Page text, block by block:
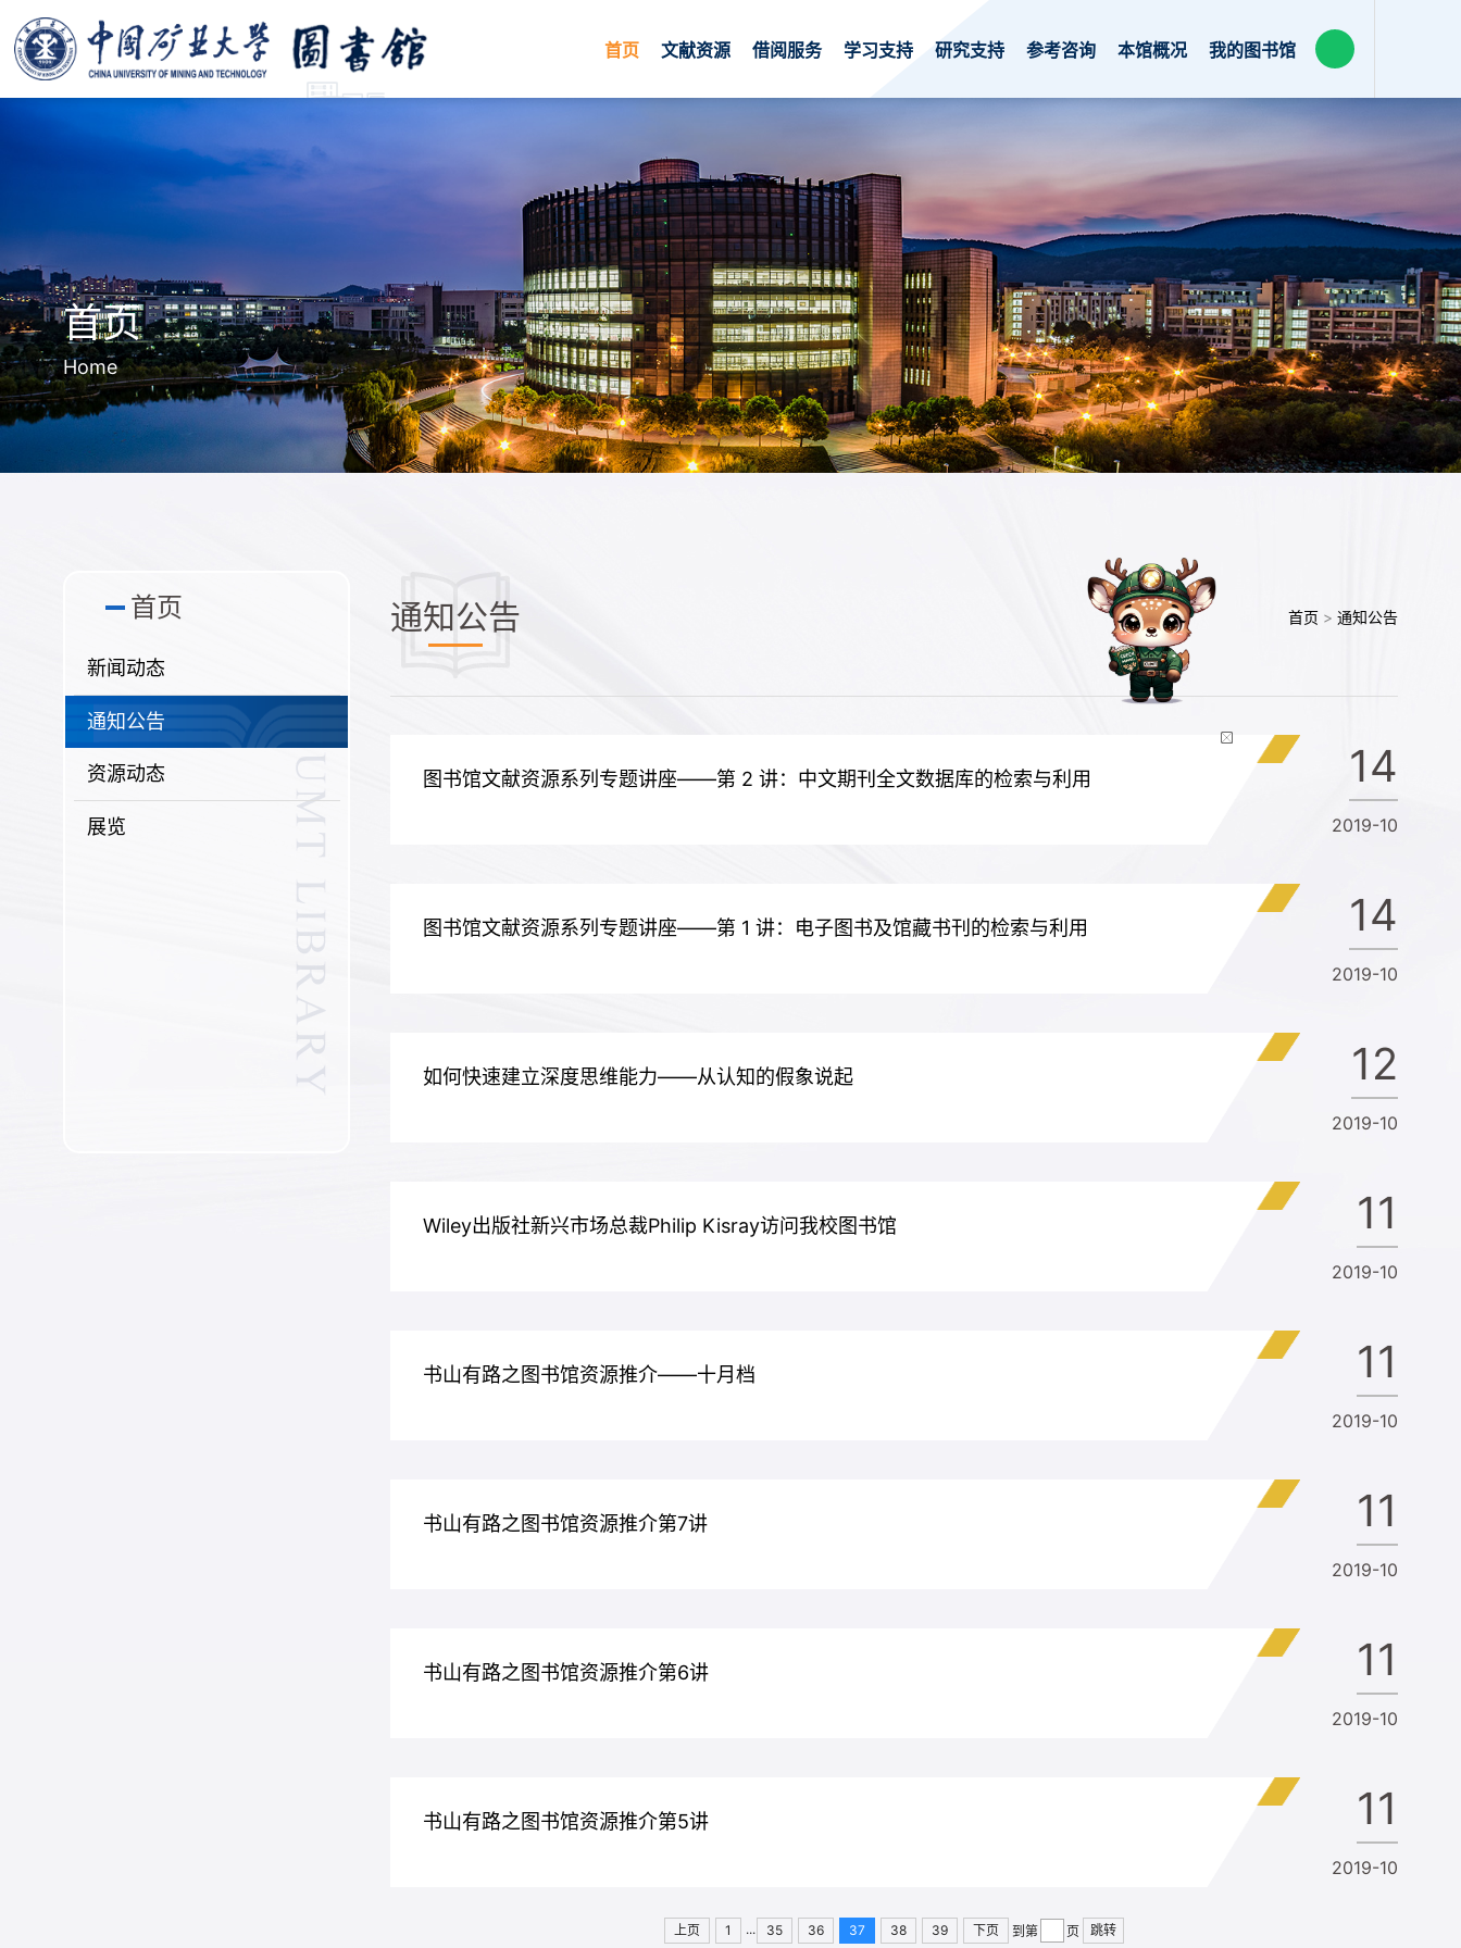
首页 文献资源 借阅服务 学习支持 研究支持 参考咨询 本馆概况 我的图书馆
首页
Home
首页
新闻动态
通知公告
资源动态
展览
通知公告 首页 > 通知公告
图书馆文献资源系列专题讲座——第 2 讲：中文期刊全文数据库的检索与利用 14
2019-10
图书馆文献资源系列专题讲座——第 1 讲：电子图书及馆藏书刊的检索与利用 14
2019-10
如何快速建立深度思维能力——从认知的假象说起 12
2019-10
Wiley出版社新兴市场总裁Philip Kisray访问我校图书馆 11
2019-10
书山有路之图书馆资源推介——十月档 11
2019-10
书山有路之图书馆资源推介第7讲 11
2019-10
书山有路之图书馆资源推介第6讲 11
2019-10
书山有路之图书馆资源推介第5讲 11
2019-10
上页 1 ... 35 36 37 38 39 下页 到第 页 跳转